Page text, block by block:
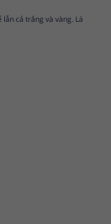
cả trắng và vàng. Lá